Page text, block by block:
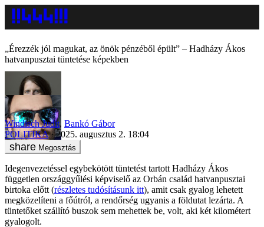
„Érezzék jól magukat, az önök pénzéből épült” – Hadházy Ákos
hatvanpusztai tüntetése képekben
Windisch Judit, Bankó Gábor
POLITIKA
2025. augusztus 2. 18:04
Megosztás
Idegenvezetéssel egybekötött tüntetést tartott Hadházy Ákos
független országgyűlési képviselő az Orbán család hatvanpusztai
birtoka előtt (részletes tudósításunk itt), amit csak gyalog lehetett
megközelíteni a főútról, a rendőrség ugyanis a földutat lezárta. A
tüntetőket szállító buszok sem mehettek be, volt, aki két kilométert
gyalogolt.